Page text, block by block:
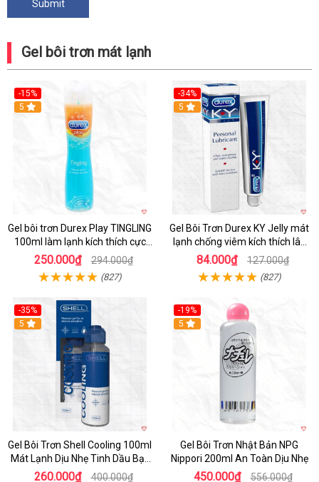
Gel bôi trơn mát lạnh
-15%
5
Gel bôi trơn Durex Play TINGLING
100ml làm lạnh kích thích cực
khoái
250.000₫ 294.000₫
(827)
-34%
5
Gel Bôi Trơn Durex KY Jelly mát
lạnh chống viêm kích thích lâu
dài
84.000₫ 127.000₫
(827)
-35%
5
Gel Bôi Trơn Shell Cooling 100ml
Mát Lạnh Dịu Nhẹ Tinh Dầu Bạc
Hà
260.000₫ 400.000₫
-19%
5
Gel Bôi Trơn Nhật Bản NPG
Nippori 200ml An Toàn Dịu Nhẹ
450.000₫ 556.000₫